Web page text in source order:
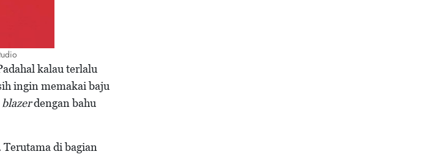
kalau terlalu
ingin memakai baju
blazerdengan bahu
Terutama di bagian